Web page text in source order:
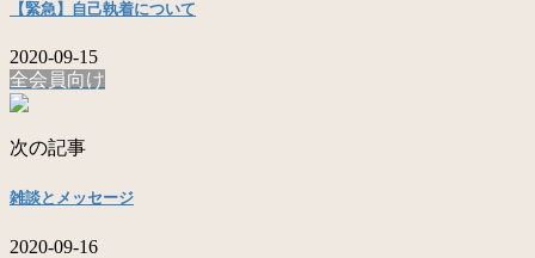
【緊急】自己執着について
2020-09-15
全会員向け
次の記事
雑談とメッセージ
2020-09-16